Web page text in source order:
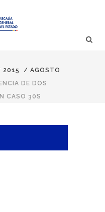
2015 / AGOSTO
DE DOS
CASO 30S